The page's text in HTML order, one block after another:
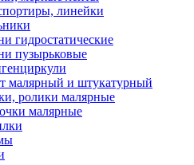
линейки
гидростатические
пузырьковые
малярный и штукатурный
ролики малярные
малярные